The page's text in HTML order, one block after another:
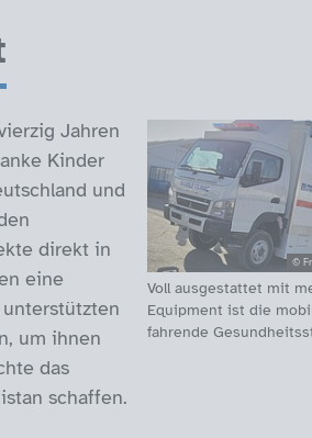
©
Voll ausgestattet mit
Equipment ist die
fahrende
Jahren
Kinder
und
direkt in
eine
um ihnen
das
schaffen.